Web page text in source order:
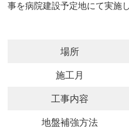
事を病院建設予定地にて実施
場所
施工月
工事内容
地盤補強方法